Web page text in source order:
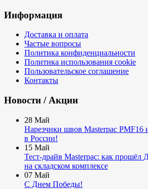
Информация
Доставка и оплата
Частые вопросы
Политика конфиденциальности
Политика использования cookie
Пользовательское соглашение
Контакты
Новости / Акции
28 Май
Нарезчики швов Masterpac PMF16
в России!
15 Май
Тест-драйв Masterpac: как прошёл
на складском комплексе
07 Май
С Днем Победы!